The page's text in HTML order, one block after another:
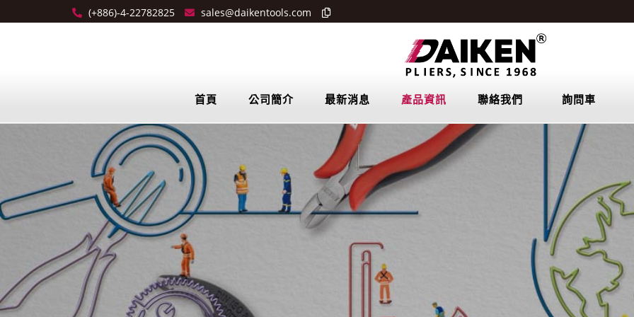
(+886)-4-22782825 sales@daikentools.com
首頁 公司簡介 最新消息 產品資訊 聯絡我們 詢問車